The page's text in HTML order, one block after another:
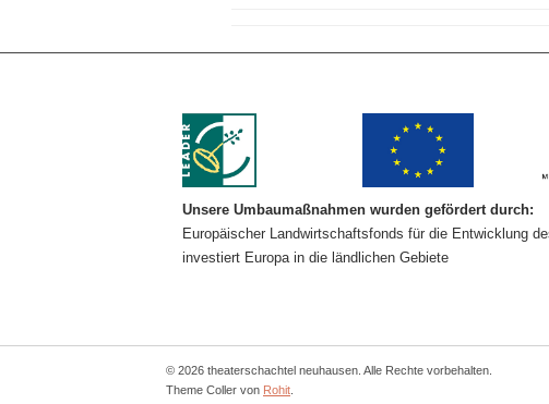
Unsere Umbaumaßnahmen wurden gefördert durch:
Europäischer Landwirtschaftsfonds für die Entwicklung
investiert Europa in die ländlichen Gebiete
© 2026 theaterschachtel neuhausen. Alle Rechte vorbehalten.
Theme Coller von Rohit